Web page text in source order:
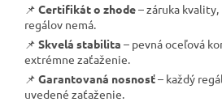
📌 Certifikát o zhode– záruka
regálov nemá.
📌 Skvelá stabilita – pevná oceľová
extrémne zaťaženie.
📌 Garantovaná nosnosť– každý
uvedené zaťaženie.